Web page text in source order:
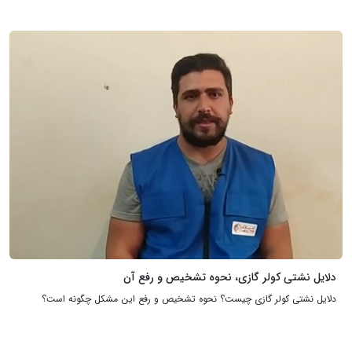
دلایل نشتی کولر گازی، نحوه تشخیص و رفع آن
دلایل نشتی کولر گازی چیست؟ نحوه تشخیص و رفع این مشکل چگونه است؟